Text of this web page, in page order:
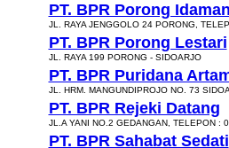
PT. BPR Porong Idaman
JL. RAYA JENGGOLO 24 PORONG,
PT. BPR Porong Lestari
JL. RAYA 199 PORONG - SIDOARJO
PT. BPR Puridana
JL. HRM. MANGUNDIPROJO NO. 73
PT. BPR Rejeki Datang
JL.A YANI NO.2 GEDANGAN, TELEPON :
PT. BPR Sahabat Sedati